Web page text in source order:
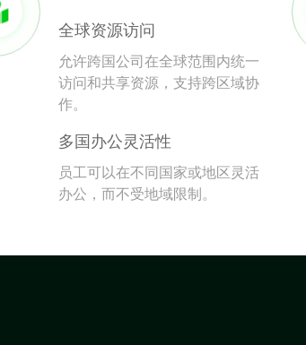
全球资源访问
允许跨国公司在全球范围内统一
访问和共享资源，支持跨区域协
作。
多国办公灵活性
员工可以在不同国家或地区灵活
办公，而不受地域限制。